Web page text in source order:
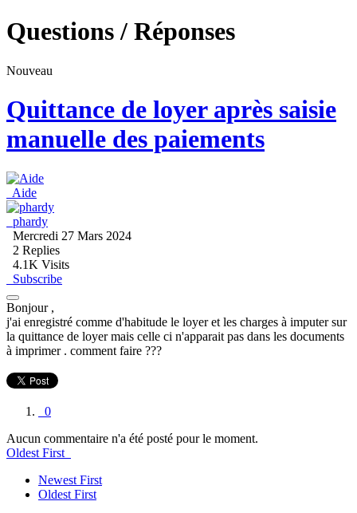
Questions / Réponses
Nouveau
Quittance de loyer après saisie
manuelle des paiements
Aide
phardy
Mercredi 27 Mars 2024
2 Replies
4.1K Visits
Subscribe
Bonjour ,
j'ai enregistré comme d'habitude le loyer et les charges à imputer sur
la quittance de loyer mais celle ci n'apparait pas dans les documents
à imprimer . comment faire ???
0
Aucun commentaire n'a été posté pour le moment.
Oldest First
Newest First
Oldest First